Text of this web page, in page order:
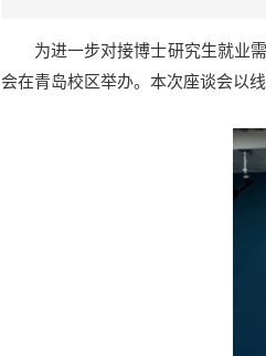
为进一步对接博士研究生就业
会在青岛校区举办。本次座谈会以